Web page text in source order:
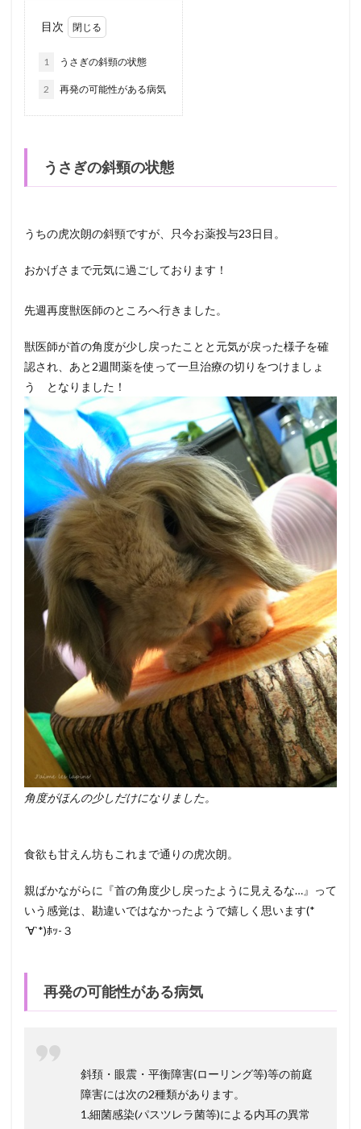
目次
1 うさぎの斜頸の状態
2 再発の可能性がある病気
うさぎの斜頸の状態
うちの虎次朗の斜頸ですが、只今お薬投与23日目。
おかげさまで元気に過ごしております！
先週再度獣医師のところへ行きました。
獣医師が首の角度が少し戻ったことと元気が戻った様子を確
認され、あと2週間薬を使って一旦治療の切りをつけましょ
う となりました！
角度がほんの少しだけになりました。
食欲も甘えん坊もこれまで通りの虎次朗。
親ばかながらに『首の角度少し戻ったように見えるな…』って
いう感覚は、勘違いではなかったようで嬉しく思います(*
´∀`*)ﾎｯ-３
再発の可能性がある病気
斜頚・眼震・平衡障害(ローリング等)等の前庭
障害には次の2種類があります。
1.細菌感染(パスツレラ菌等)による内耳の異常